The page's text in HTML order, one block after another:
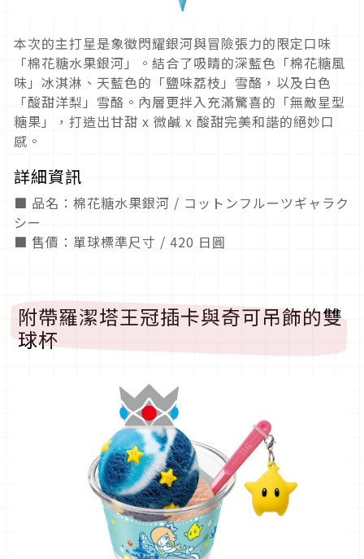
本次的主打星是象徵閃耀銀河與冒險張力的限定口味
「棉花糖水果銀河」。結合了吸睛的深藍色「棉花糖風
味」冰淇淋、天藍色的「鹽味荔枝」雪酪，以及白色
「酸甜洋梨」雪酪。內層更拌入充滿驚喜的「無敵星型
糖果」，打造出甘甜 x 微鹹 x 酸甜完美和諧的絕妙口
感。
詳細資訊
■ 品名：棉花糖水果銀河 / コットンフルーツギャラク
シー
■ 售價：單球標準尺寸 / 420 日圓
附帶羅潔塔王冠插卡與奇可吊飾的雙
球杯